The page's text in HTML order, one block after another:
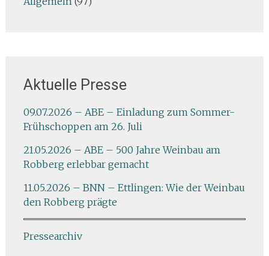
Aktuelle Presse
09.07.2026 – ABE – Einladung zum Sommer-
Frühschoppen am 26. Juli
21.05.2026 – ABE – 500 Jahre Weinbau am
Robberg erlebbar gemacht
11.05.2026 – BNN – Ettlingen: Wie der Weinbau
den Robberg prägte
Pressearchiv